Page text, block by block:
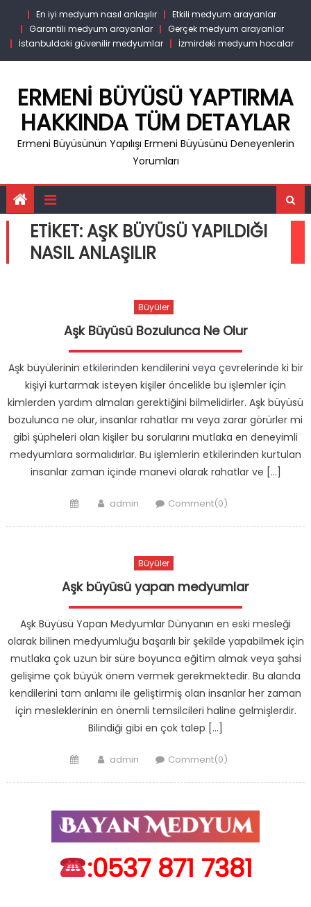
content
En iyi medyum nasıl anlaşılır
Etkili medyum arayanlar
Garantili medyum arayanlar
Gerçek medyum arayanlar
İstanbuldaki güvenilir medyumlar
İzmirdeki medyum hocalar
ERMENI BÜYÜSÜ YAPTIRMA
HAKKINDA TÜM DETAYLAR
Ermeni Büyüsünün Yapılışı Ermeni Büyüsünü Deneyenlerin
Yorumları
ETIKET:AŞK BÜYÜSÜ YAPILDIĞI
NASIL ANLAŞILIR
Büyüler
Aşk Büyüsü Bozulunca Ne Olur
Aşk büyülerinin etkilerinden kendilerini veya çevrelerinde ki bir
kişiyi kurtarmak isteyen kişiler öncelikle bu işlemler için
kimlerden yardım almaları gerektiğini bilmelidirler. Aşk büyüsü
bozulunca ne olur, insanlar rahatlar mı veya zarar görürler mi
gibi şüpheleri olan kişiler bu sorularını mutlaka en deneyimli
medyumlara sormalıdırlar. Bu işlemlerin etkilerinden kurtulan
insanlar zaman içinde manevi olarak rahatlar ve […]
PostedAuthor
admin Comment(0)
Büyüler
Aşk büyüsü yapan medyumlar
Aşk Büyüsü Yapan Medyumlar Dünyanın en eski mesleği
olarak bilinen medyumluğu başarılı bir şekilde yapabilmek için
mutlaka çok uzun bir süre boyunca eğitim almak veya şahsi
gelişime çok büyük önem vermek gerekmektedir. Bu alanda
kendilerini tam anlamı ile geliştirmiş olan insanlar her zaman
için mesleklerinin en önemli temsilcileri haline gelmişlerdir.
Bilindiği gibi en çok talep […]
PostedAuthor
admin Comment(0)
:0537 871 7381